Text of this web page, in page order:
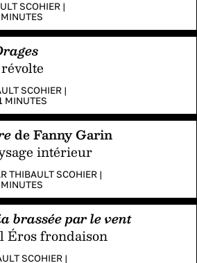
SCOHIER |
MINUTES
SCOHIER |
MINUTES
de Fanny Garin
intérieur
THIBAULT SCOHIER |
MINUTES
brassée par le vent
Éros frondaison
SCOHIER |